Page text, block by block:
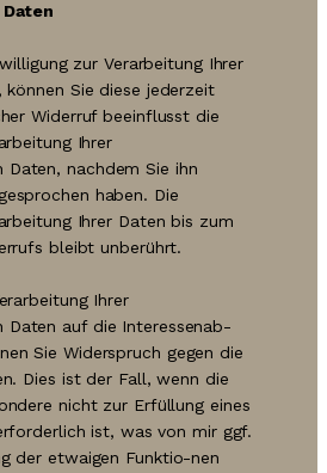
zur Verarbeitung Ihrer
Sie diese jederzeit
Widerruf beeinflusst die
Ihrer
Daten, nachdem Sie ihn
haben. Die
Ihrer Daten bis zum
bleibt unberührt.
Ihrer
Daten auf die Interessenab-
Sie Widerspruch gegen die
Dies ist der Fall, wenn die
nicht zur Erfüllung eines
ist, was von mir ggf.
der etwaigen Funktio-nen